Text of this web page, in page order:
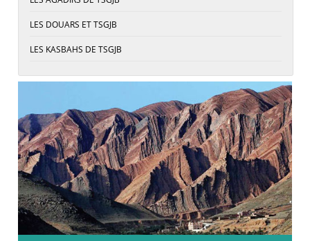
LES DOUARS ET TSGJB
LES KASBAHS DE TSGJB